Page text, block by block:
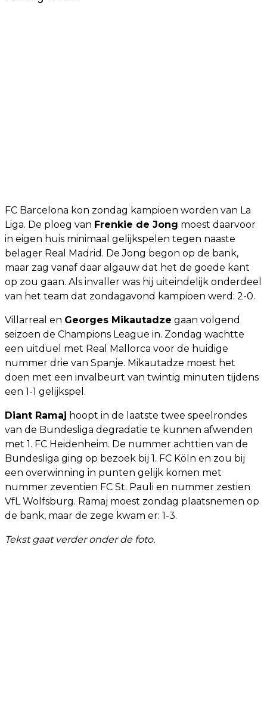
FC Barcelona kon zondag kampioen worden van La
Liga. De ploeg van Frenkie de Jong moest daarvoor
in eigen huis minimaal gelijkspelen tegen naaste
belager Real Madrid. De Jong begon op de bank,
maar zag vanaf daar algauw dat het de goede kant
op zou gaan. Als invaller was hij uiteindelijk onderdeel
van het team dat zondagavond kampioen werd: 2-0.
Villarreal en Georges Mikautadze gaan volgend
seizoen de Champions League in. Zondag wachtte
een uitduel met Real Mallorca voor de huidige
nummer drie van Spanje. Mikautadze moest het
doen met een invalbeurt van twintig minuten tijdens
een 1-1 gelijkspel.
Diant Ramaj hoopt in de laatste twee speelrondes
van de Bundesliga degradatie te kunnen afwenden
met 1. FC Heidenheim. De nummer achttien van de
Bundesliga ging op bezoek bij 1. FC Köln en zou bij
een overwinning in punten gelijk komen met
nummer zeventien FC St. Pauli en nummer zestien
VfL Wolfsburg. Ramaj moest zondag plaatsnemen op
de bank, maar de zege kwam er: 1-3.
Tekst gaat verder onder de foto.